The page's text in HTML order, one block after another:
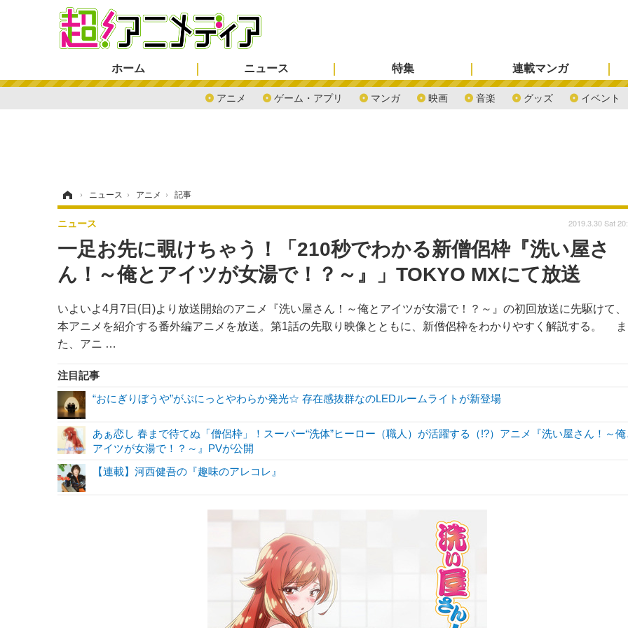
ホーム ニュース
アニメ ゲーム・アプリ マンガ 映画 音楽 グッズ イベント
特集 連載マンガ
› ニュース › アニメ › 記事
一足お先に覗けちゃう！「210秒でわかる新僧侶枠『洗い屋さ
ん！～俺とアイツが女湯で！？～』」TOKYO MXにて放送
いよいよ4月7日(日)より放送開始のアニメ『洗い屋さん！～俺とアイツが女湯で！？～』の初回放送に先駆けて、
本アニメを紹介する番外編アニメを放送。第1話の先取り映像とともに、新僧侶枠をわかりやすく解説する。 ま
た、アニ …
ニュース 2019.3.30 Sat
注目記事
“おにぎりぼうや”がぷにっとやわらか発光☆ 存在感抜群なのLEDルームライトが新登場
あぁ恋し 春まで待てぬ「僧侶枠」！スーパー“洗体”ヒーロー（職人）が活躍する（!?）アニメ『洗い屋さん！～俺
アイツが女湯で！？～』PVが公開
【連載】河西健吾の『趣味のアレコレ』